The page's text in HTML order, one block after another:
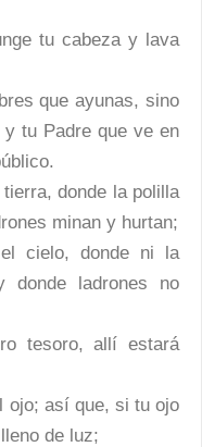
tu cabeza y lava
que ayunas, sino
tu Padre que ve en
donde la polilla
minan y hurtan;
cielo, donde ni la
donde ladrones no
tesoro, allí estará
ojo; así que, si tu ojo
de luz;